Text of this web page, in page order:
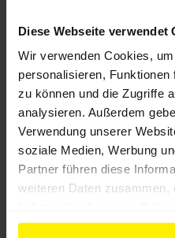
Diese Webseite verwendet
Wir verwenden Cookies,
personalisieren,
zu können und die Zugriffe
analysieren. Außerdem
Verwendung unserer
soziale Medien, Werbung
Partner führen diese
weiteren Daten zusammen,
gesammelt haben.